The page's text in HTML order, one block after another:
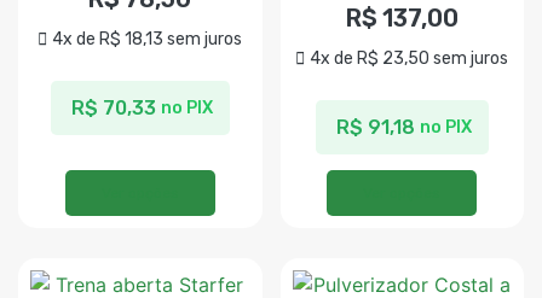
4x de R$ 18,13 sem juros
R$ 70,33 no PIX
R$ 137,00
4x de R$ 23,50 sem juros
R$ 91,18 no PIX